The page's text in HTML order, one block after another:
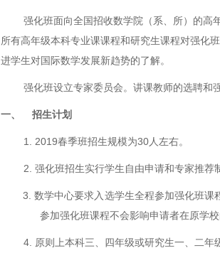
强化班面向全国招收数学院（系、所）的高
所有高年级本科专业课课程和研究生课程对强化
进学生对国际数学发展新趋势的了解。
强化班设立专家委员会。讲课教师的选聘和
一、 招生计划
1. 2019春季班招生规模为30人左右。
2. 强化班招生实行学生自由申请和专家推荐
3. 数学中心要求入选学生全程参加强化班
参加强化班课程不会影响申请者在原学
4. 原则上本科三、四年级或研究生一、二年